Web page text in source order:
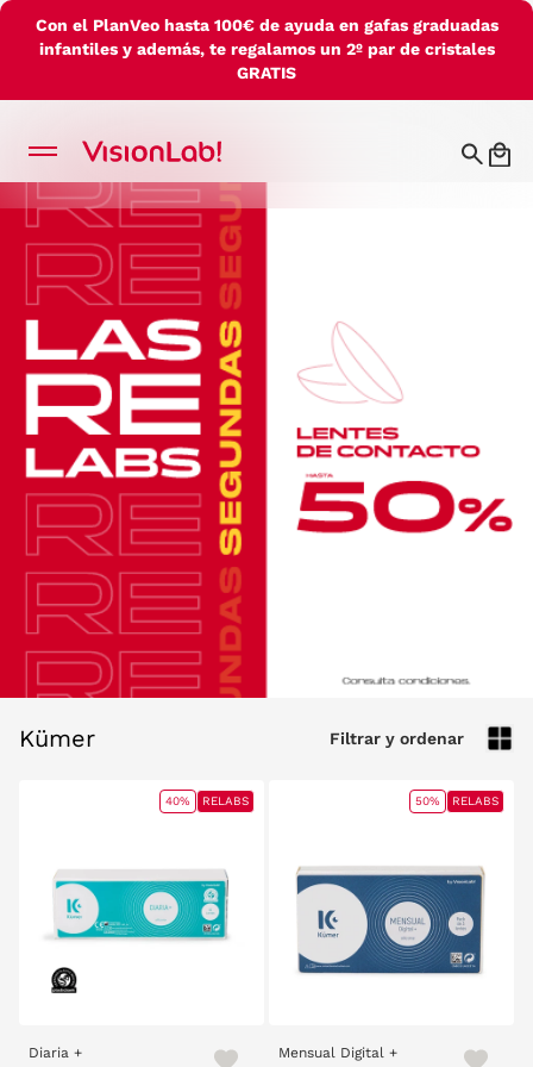
Con el PlanVeo hasta 100€ de ayuda en gafas graduadas
infantiles y además, te regalamos un 2º par de cristales
GRATIS
Kümer Filtrar y ordenar
Diaria +
40% RELABS
Mensual Digital +
50% RELABS